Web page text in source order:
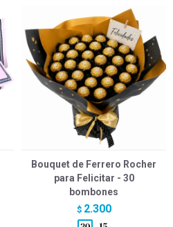
Bouquet de Ferrero Rocher
para Felicitar - 30
bombones
$ 2.300